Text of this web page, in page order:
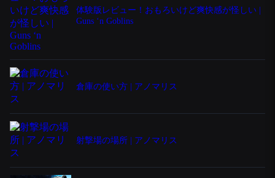
体験版レビュー！おもろいけど爽快感が怪しい |
Guns ‘n Goblins
倉庫の使い方 | アノマリス
射撃場の場所 | アノマリス